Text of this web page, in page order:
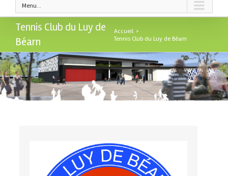
Menu...
Tennis Club du Luy de
Béarn
Accueil >
Tennis Club du Luy de Béarn